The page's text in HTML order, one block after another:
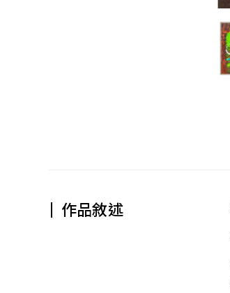
作品敘述